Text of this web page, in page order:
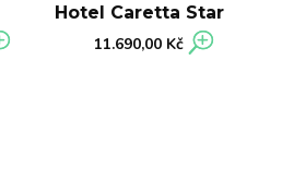
Hotel Caretta Star
11.690,00 Kč